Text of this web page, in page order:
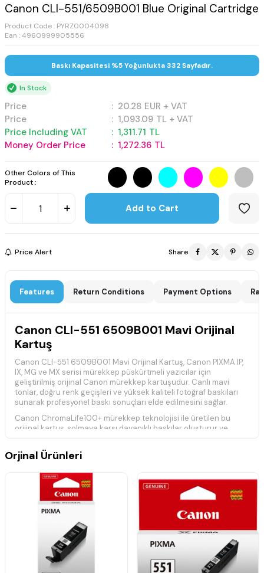
Canon CLI-551/6509B001 Blue Original Cartridge
Product Code : PYRZ0004098
Ean : 4960999905556
Baskı Kapasitesi %5 Yoğunlukta 332 Sayfadır.
In Stock
Price : 20.28 EUR + VAT
Price
: 1,093.09 TL + VAT
Price Including VAT
: 1,311.71 TL
Money Order Price
: 1,272.36 TL
Other Colors of This
Product :
Add to Cart
Price Alert Share
Features Return Conditions Payment Options
Canon CLI-551 6509B001 Mavi Orijinal
Kartuş
Canon CLI-551 6509B001 Mavi Orijinal Kartuş, Canon PIXMA IP,
IX, MG ve MX serisi mürekkep püskürtmeli yazıcılar için
geliştirilmiş orijinal Canon mürekkep kartuşudur. Canlı mavi
tonlar, doğru renk geçişleri ve yüksek kaliteli fotoğraf baskıları
sunarak profesyonel baskı sonuçları elde edilmesini sağlar.
Canon ChromaLife100+ mürekkep teknolojisi ile üretilen bu
orijinal kartuş, solmaya karşı dayanıklı baskılar oluşturur ve
baskı kafasının uzun ömürlü kullanılmasına katkıda bulunur.
Teknik Özellikler
Ürün Kodu:Canon CLI-551 / 6509B001
Ürün Tipi:Orijinal Mürekkep Kartuşu
Mavi (Cyan)
Baskı Teknolojisi:Mürekkep Püskürtmeli (Inkjet)
Mürekkep Teknolojisi:
Canon ChromaLife100+
Özellikler:Canlı renkler, doğru ton geçişleri, yüksek fotoğraf
Orjinal Ürünleri